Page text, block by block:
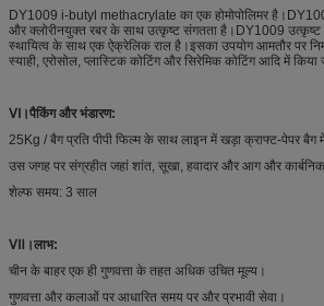
DY1009 i-butyl methacrylate का एक होमोपोलिमर
और क्लोरीनयुक्त रबर के साथ उत्कृष्ट संगतता है।DY1009 उत्कृष्ट
स्थायित्व के साथ एक ऐक्रेलिक राल है।इसका उपयोग आमतौर पर
स्याही, एरोसोल, प्लास्टिक कोटिंग और सिरेमिक कोटिंग आदि में किया
Ⅵ।पैकिंग और भंडारण:
25Kg / बैग प्रति पीपी फिल्म के साथ लाइन में खड़ा क्राफ्ट-पेपर बैग
उस जगह पर संग्रहीत जहां शांत, सूखा, हवादार और आग और
शेल्फ समय: 3 साल
Ⅶ।लाभ:
चीन के बाहर एक ही गुणवत्ता के तहत अधिक उचित मूल्य।
गुणवत्ता और कलाओं पर आधारित समय पर और प्रभावी सेवा।